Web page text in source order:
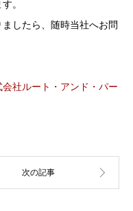
。
したら、随時当社へお問
社ルート・アンド・パー